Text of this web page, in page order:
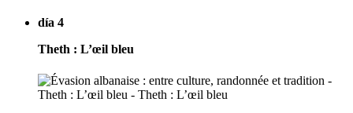
día 4
Theth : L’œil bleu